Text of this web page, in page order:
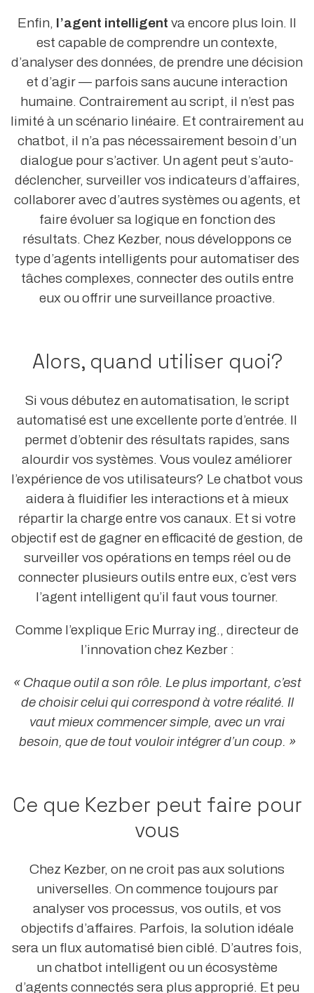
Enfin, l’agent intelligent va encore plus loin. Il
est capable de comprendre un contexte,
d’analyser des données, de prendre une décision
et d’agir — parfois sans aucune interaction
humaine. Contrairement au script, il n’est pas
limité à un scénario linéaire. Et contrairement au
chatbot, il n’a pas nécessairement besoin d’un
dialogue pour s’activer. Un agent peut s’auto-
déclencher, surveiller vos indicateurs d’affaires,
collaborer avec d’autres systèmes ou agents, et
faire évoluer sa logique en fonction des
résultats. Chez Kezber, nous développons ce
type d’agents intelligents pour automatiser des
tâches complexes, connecter des outils entre
eux ou offrir une surveillance proactive.
Alors, quand utiliser quoi?
Si vous débutez en automatisation, le script
automatisé est une excellente porte d’entrée. Il
permet d’obtenir des résultats rapides, sans
alourdir vos systèmes. Vous voulez améliorer
l’expérience de vos utilisateurs? Le chatbot vous
aidera à fluidifier les interactions et à mieux
répartir la charge entre vos canaux. Et si votre
objectif est de gagner en efficacité de gestion, de
surveiller vos opérations en temps réel ou de
connecter plusieurs outils entre eux, c’est vers
l’agent intelligent qu’il faut vous tourner.
Comme l’explique Eric Murray ing., directeur de
l’innovation chez Kezber :
« Chaque outil a son rôle. Le plus important, c’est
de choisir celui qui correspond à votre réalité. Il
vaut mieux commencer simple, avec un vrai
besoin, que de tout vouloir intégrer d’un coup. »
Ce que Kezber peut faire pour
vous
Chez Kezber, on ne croit pas aux solutions
universelles. On commence toujours par
analyser vos processus, vos outils, et vos
objectifs d’affaires. Parfois, la solution idéale
sera un flux automatisé bien ciblé. D’autres fois,
un chatbot intelligent ou un écosystème
d’agents connectés sera plus approprié. Et peu